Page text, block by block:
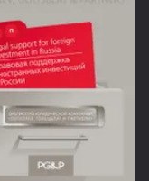
долг в деньги, а